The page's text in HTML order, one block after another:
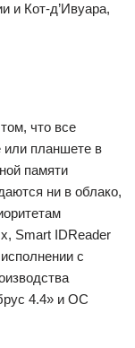
и Кот-д’Ивуара,
что все
планшете в
памяти
ни в облако,
Smart IDReader
с
4.4» и ОС